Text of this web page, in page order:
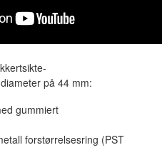
på 44 mm:
gummiert
forstørrelsesring (PST